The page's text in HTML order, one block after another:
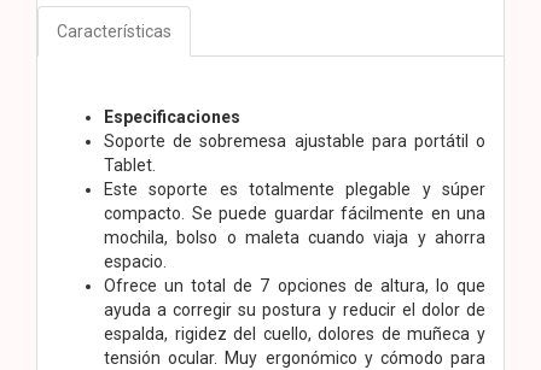
Características
Especificaciones
Soporte de sobremesa ajustable para portátil o
Tablet.
Este soporte es totalmente plegable y súper
compacto. Se puede guardar fácilmente en una
mochila, bolso o maleta cuando viaja y ahorra
espacio.
Ofrece un total de 7 opciones de altura, lo que
ayuda a corregir su postura y reducir el dolor de
espalda, rigidez del cuello, dolores de muñeca y
tensión ocular. Muy ergonómico y cómodo para